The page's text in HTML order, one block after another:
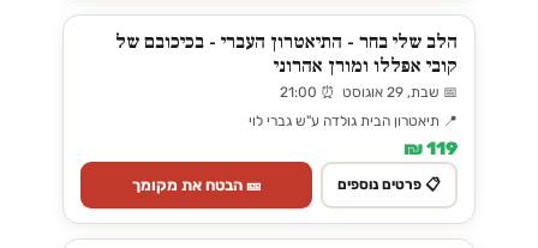
הלב שלי בחר - התיאטרון העברי - בכיכובם של
קובי אפללו ומורן אהרוני
📅 שבת, 29 אוגוסט ⏰ 21:00
📍 תיאטרון הבית גולדה ע"ש גברי לוי
119 ₪
📋 פרטים נוספים 🎫 הבטח את מקומך